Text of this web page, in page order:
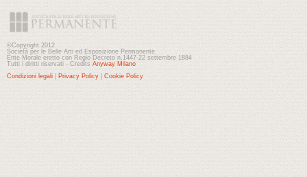
©Copyright 2012
Società per le Belle Arti ed Esposizione Permanente
Ente Morale eretto con Regio Decreto n.1447-22 settembre 1884
Tutti i diritti riservati - Credits Anyway Milano
Condizioni legali
Privacy Policy Cookie Policy